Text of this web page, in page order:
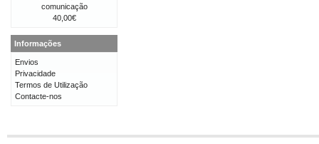
comunicação
40,00€
Informações
Envios
Privacidade
Termos de Utilização
Contacte-nos